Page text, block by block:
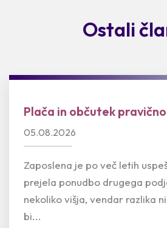
Ostali
Plača in občutek
05.08.2026
Zaposlena je po več letih
prejela ponudbo drugega
nekoliko višja, vendar razlika
bi...